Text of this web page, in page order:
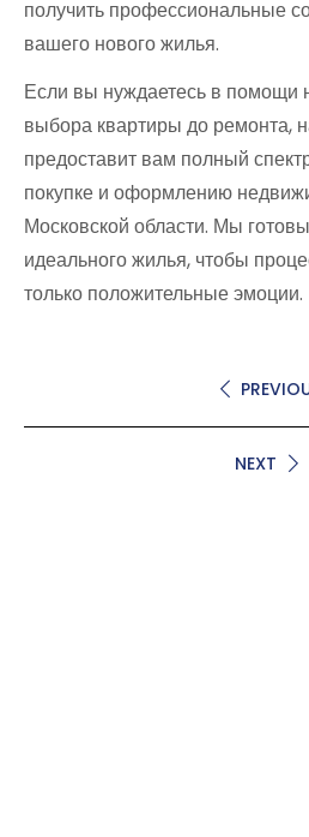
получить профессиональные
вашего нового жилья.
Если вы нуждаетесь в помощи
выбора квартиры до ремонта,
предоставит вам полный
покупке и оформлению
Московской области. Мы
идеального жилья, чтобы
только положительные эмоции.
NEXT